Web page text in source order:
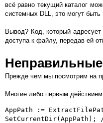
всё равно текущий каталог
системных DLL, это могут
Вывод? Код, который
доступа к файлу, передав ей
Прежде чем мы посмотрим на
Многие либо первым
AppPath :=